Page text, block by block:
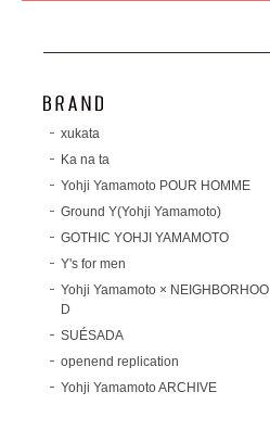
xukata
Ka na ta
Yohji Yamamoto POUR HOMME
Ground Y(Yohji Yamamoto)
GOTHIC YOHJI YAMAMOTO
Y's for men
Yohji Yamamoto × NEIGHBORHOO
D
SUÉSADA
openend replication
Yohji Yamamoto ARCHIVE